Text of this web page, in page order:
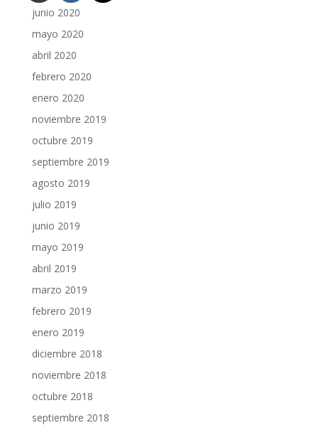
junio 2020
mayo 2020
abril 2020
febrero 2020
enero 2020
noviembre 2019
octubre 2019
septiembre 2019
agosto 2019
julio 2019
junio 2019
mayo 2019
abril 2019
marzo 2019
febrero 2019
enero 2019
diciembre 2018
noviembre 2018
octubre 2018
septiembre 2018